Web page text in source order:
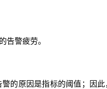
告警疲劳。
的原因是指标的阈值；因